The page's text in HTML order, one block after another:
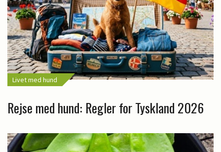
Livet med hund
Rejse med hund: Regler for Tyskland 2026